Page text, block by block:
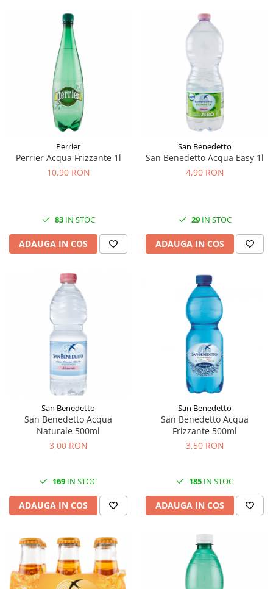
Perrier
Perrier Acqua Frizzante 1l
10,90 RON
83IN STOC
ADAUGA IN COS
San Benedetto
San Benedetto Acqua Easy 1l
4,90 RON
29IN STOC
ADAUGA IN COS
San Benedetto
San Benedetto Acqua
Naturale 500ml
3,00 RON
169 IN STOC
ADAUGA IN COS
San Benedetto
San Benedetto Acqua
Frizzante 500ml
3,50 RON
185 IN STOC
ADAUGA IN COS